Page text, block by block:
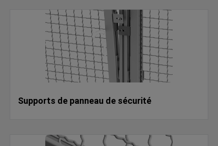
Supports de panneau de sécurité